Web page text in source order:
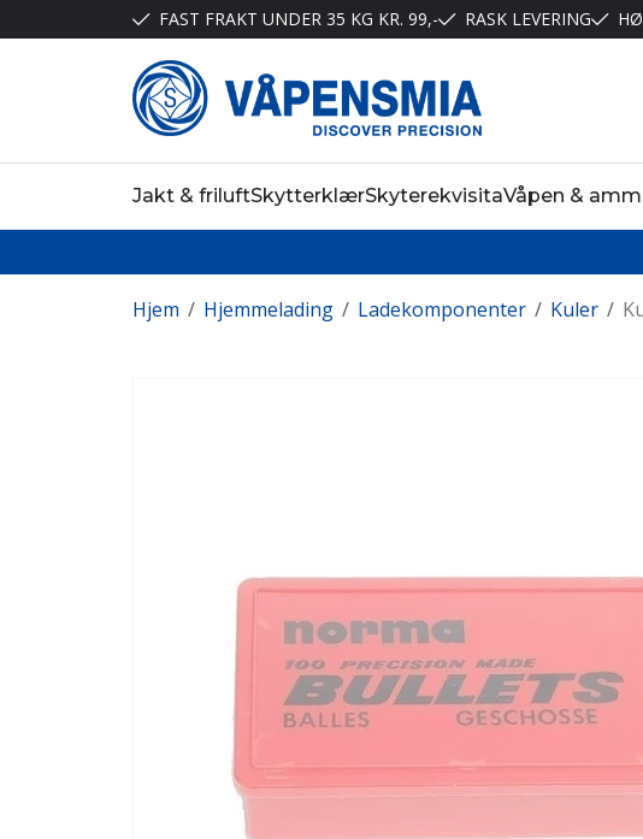
FAST FRAKT UNDER 35 KG KR. 99,- RASK LEVERING
Jakt & friluftSkytterklærSkyterekvisitaVåpen &
/
Hjem /
Hjemmelading /
Ladekomponenter /
Kuler